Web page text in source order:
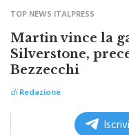
TOP NEWS ITALPRESS
Martin vince la
Silverstone,
Bezzecchi
di